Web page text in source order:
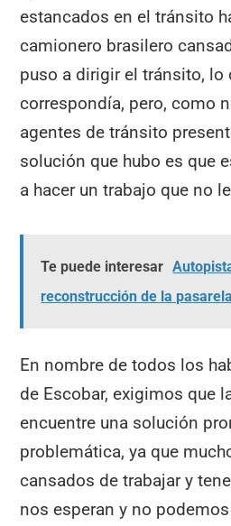
estancados en el tránsito
camionero brasilero
puso a dirigir el tránsito, lo
correspondía, pero, como
agentes de tránsito
solución que hubo es que
a hacer un trabajo que no
Te puede interesar
reconstrucción de la
En nombre de todos los
de Escobar, exigimos que
encuentre una solución
problemática, ya que
cansados de trabajar y
nos esperan y no